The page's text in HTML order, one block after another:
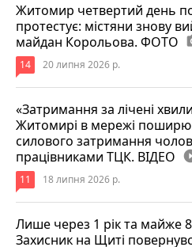
Житомир четвертий день
протестує: містяни знову
майдан Корольова. ФОТО
14 20 липня 2026 р.
«Затримання за лічені
Житомирі в мережі
силового затримання
працівниками ТЦК. ВІДЕО
11 18 липня 2026 р.
Лише через 1 рік та майже 8
Захисник на Щиті